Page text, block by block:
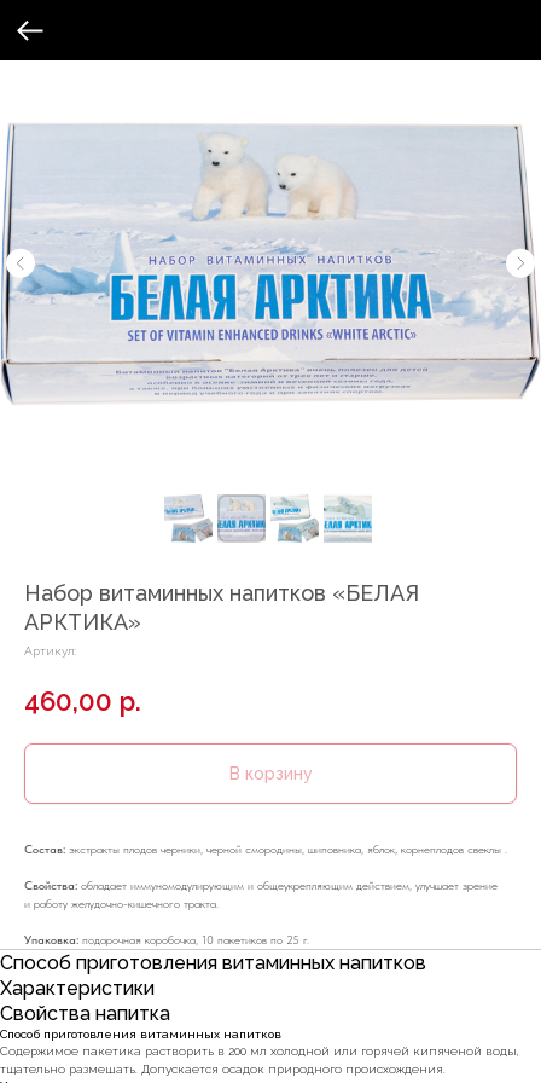
Набор витаминных напитков «БЕЛАЯ
АРКТИКА»
Артикул:
460,00 р.
В корзину
Состав: экстракты плодов черники, черной смородины, шиповника, яблок, корнеплодов свеклы .
Свойства: обладает иммуномодулирующим и общеукрепляющим действием, улучшает зрение
и работу желудочно-кишечного тракта.
Упаковка: подарочная коробочка, 10 пакетиков по 25 г.
Способ приготовления витаминных напитков
Характеристики
Свойства напитка
Способ приготовления витаминных напитков
Cодержимое пакетика растворить в 200 мл холодной или горячей кипяченой воды,
тщательно размешать. Допускается осадок природного происхождения.